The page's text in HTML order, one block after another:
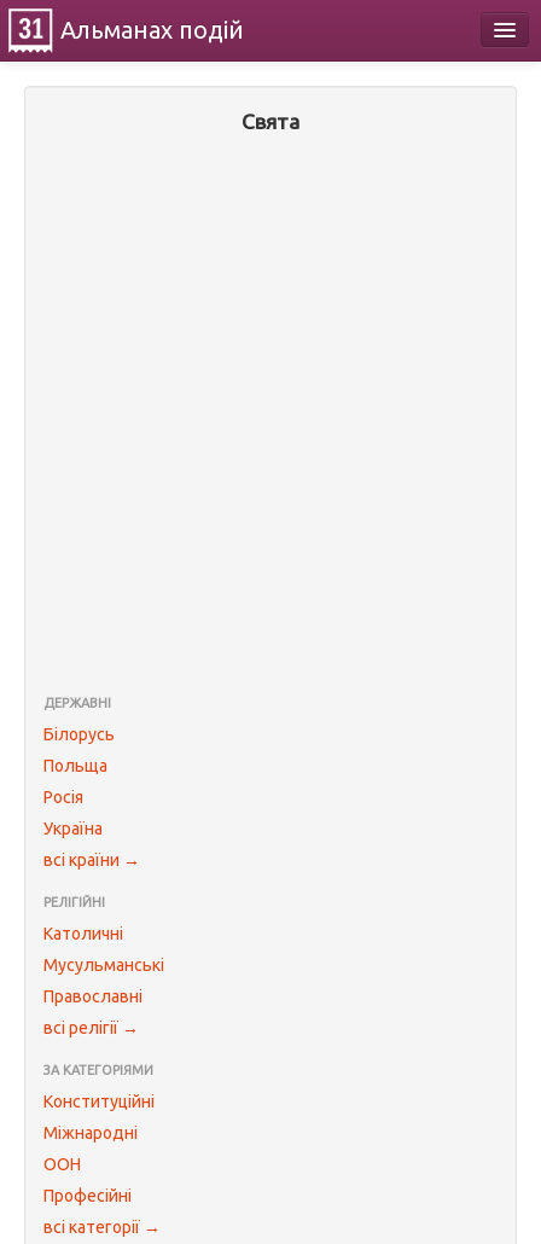
Альманах подій
Свята
ДЕРЖАВНІ
Білорусь
Польща
Росія
Україна
всі країни →
РЕЛІГІЙНІ
Католичні
Мусульманські
Православні
всі релігії →
ЗА КАТЕГОРІЯМИ
Конституційні
Міжнародні
ООН
Професійні
всі категорії →